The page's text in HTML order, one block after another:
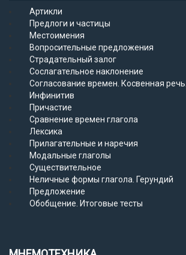
Артикли
Предлоги и частицы
Местоимения
Вопросительные предложения
Страдательный залог
Сослагательное наклонение
Согласование времен. Косвенная речь.
Инфинитив
Причастие
Сравнение времен глагола
Лексика
Прилагательные и наречия
Модальные глаголы
Существительное
Неличные формы глагола. Герундий
Предложение
Обобщение. Итоговые тесты